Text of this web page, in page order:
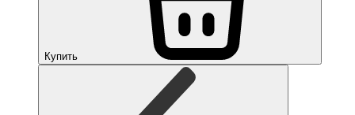
Купить